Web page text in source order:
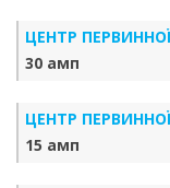
ЦЕНТР
30 амп
ЦЕНТР
15 амп